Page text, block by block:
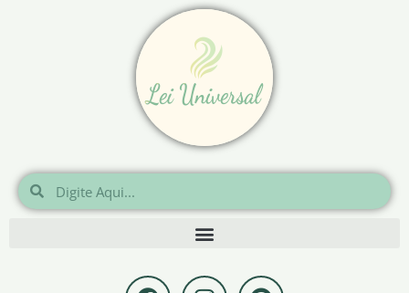
Pesquisar
Pesquisar
F I P